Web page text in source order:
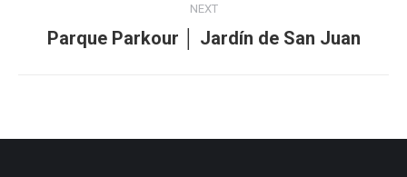
NEXT
Next
Parque Parkour │ Jardín de San Juan